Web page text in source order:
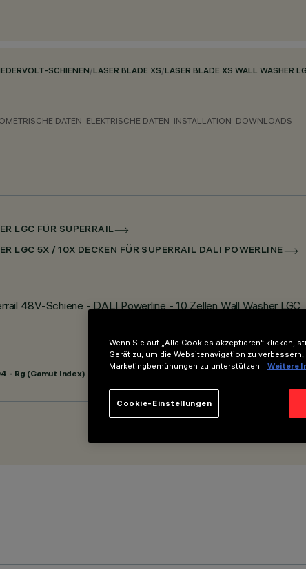
SCHIENEN/LASER BLADE XS/LASER BLADE XS WALL WASHER
DATEN ELEKTRISCHE DATEN INSTALLATION DOWNLOADS
LGC FÜR SUPERRAIL
LGC 5X / 10X DECKEN FÜR SUPERRAIL DALI POWERLINE
48V-Schiene - DALI Powerline - 10 Zellen Wall Washer LGC
Rg (Gamut Index) 102
Wenn Sie auf „Alle Cookies akzeptieren“ klicken,
Gerät zu, um die Websitenavigation zu
Marketingbemühungen zu unterstützen.
Weitere
Cookie-Einstellungen